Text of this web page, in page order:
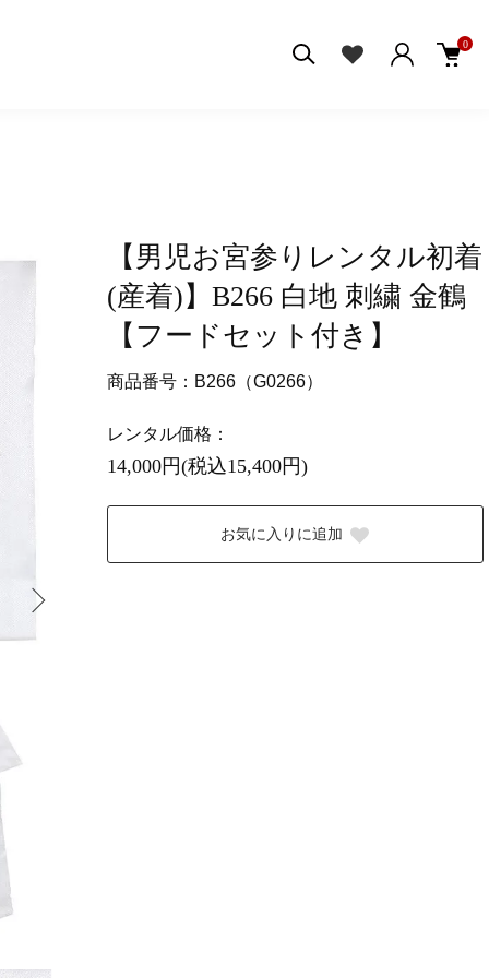
0
【男児お宮参りレンタル初着
(産着)】B266 白地 刺繍 金鶴
【フードセット付き】
商品番号：B266（G0266）
レンタル価格：
14,000円(税込15,400円)
お気に入りに追加